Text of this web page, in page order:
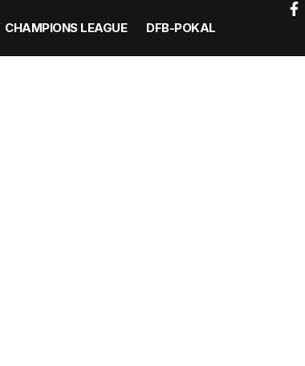
CHAMPIONS LEAGUE DFB-POKAL